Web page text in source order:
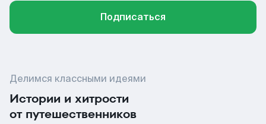
Подписаться
Делимся классными идеями
Истории и хитрости
от путешественников